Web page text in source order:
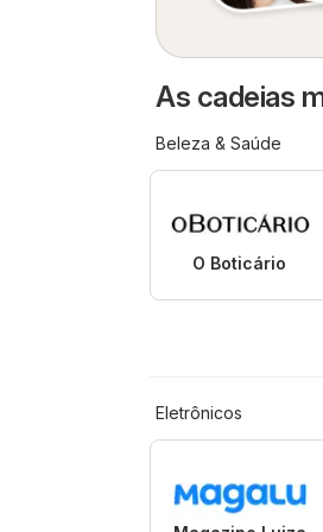
As cadeias
Beleza & Saúde
O Boticário
Eletrônicos